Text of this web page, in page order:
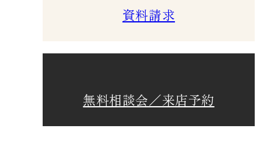
資料請求
無料相談会／来店予約